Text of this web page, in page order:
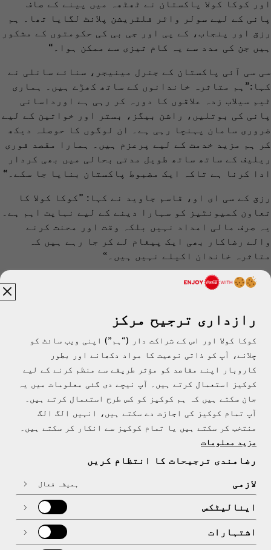
اور کوکا کولا پاکستان نے ٹھٹھہ میں پینے کے صاف
پانی کے لیے سولر واٹر فلٹریشن پلانٹ لگایا تھا۔ ہم
رزق اور پنجاب، کے پی اور جی بی کی حکومتوں کے مشکور
ہیں جن کی مدد سے یہ کام تیزی سے ممکن ہوا۔“
سی سی آئی پاکستان کے جنرل مینیجر، سنائے سانلی نے
کہا:”ہم متاثرہ خاندانوں کے ساتھ کھڑے ہیں۔ ہماری
ٹیم سیلاب زدہ علاقوں کا دورہ کر رہی ہے اورداسانی
پانی کی بوتلیں، راشن بیگز، بستر اور خواتین کے لیے
ضروری سامان پہنچا رہی ہے۔ ان لوگوں کا حوصلہ دیکھ
کر ہم مزید خدمت کے لیے پرعزم ہیں۔ ہمارا مقصد فوری
ریلیف کے ساتھ ساتھ طویل مدتی بحالی میں بھی کردار
ادا کرنا ہے تاکہ ایک مضبوط پاکستان بنایا جا سکے۔“
رزق کے سی ای او، قاسم جاوید نے کہا: ”کوکا کولا کا
تعاون کمیونٹیز کو سہارا دینے کے لیے نہایت اہم ہے۔
یہ صرف مالی امداد نہیں بلکہ وقت اور محنت کرنے
والے رضاکار بھی ایک پیغام لے کر جا رہے ہیں کہ
متاثرہ خاندان اکیلے نہیں ہیں۔“
یہ اقدامات کوکا کولا فاؤنڈیشن اور کوکا کولا سسٹم کی
طرف سے پاکستان کے ساتھ مشکل وقت میں یکجہتی کی ایک
پاکستان | اردو
ہمارے بارے میں
رازداری ترجیح مرکز
کوکا کولا اور اس کے شراکت دار (“ہم”) اپنی ویب سائٹ کو
چلانے، آپ کو ذاتی نوعیت کا مواد دکھانے اور بطور
کاروبار اپنے مقاصد کو مؤثر طریقے سے منظم کرنے کے لیے
کوکیز استعمال کرتے ہیں۔ آپ نیچے دی گئی معلومات میں یہ
جان سکتے ہیں کہ ہم کوکیز کو کس طرح استعمال کرتے ہیں۔
آپ تمام کوکیز کی اجازت دے سکتے ہیں، انہیں الگ الگ
منتخب کر سکتے ہیں یا تمام کوکیز سے انکار کر سکتے ہیں۔
مزید معلومات
رضامندی ترجیحات کا انتظام کریں
لازمی
ہمیشہ فعال
اینالیٹکس
اشتہارات